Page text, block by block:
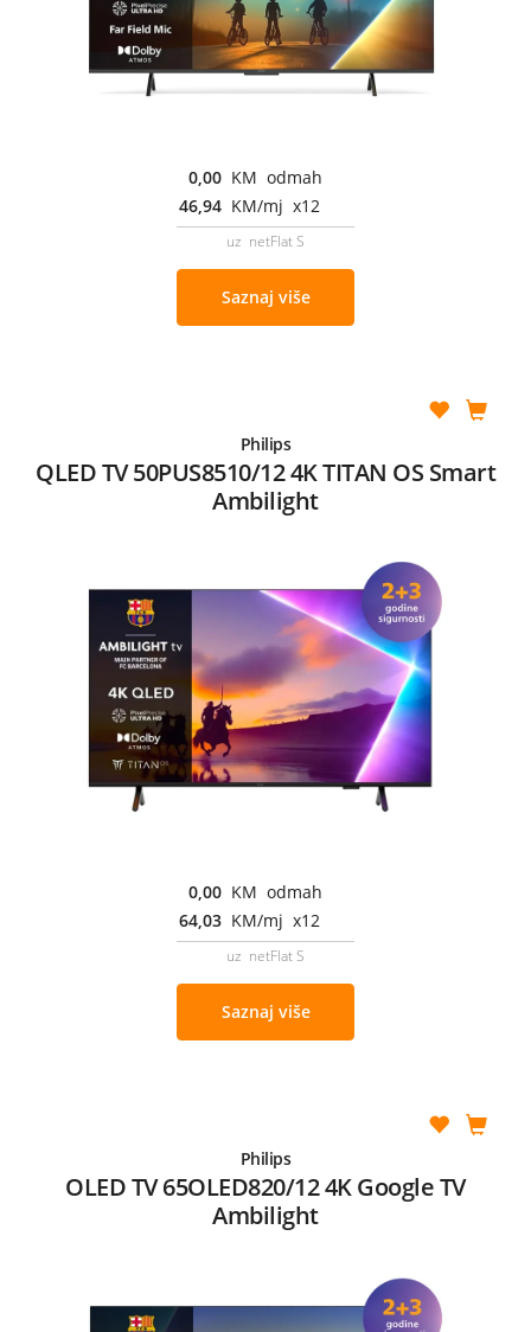
0,00 KM odmah
46,94 KM/mj x12
uz netFlat S
Saznaj više
Philips
QLED TV 50PUS8510/12 4K TITAN OS Smart
Ambilight
0,00 KM odmah
64,03 KM/mj x12
uz netFlat S
Saznaj više
Philips
OLED TV 65OLED820/12 4K Google TV
Ambilight